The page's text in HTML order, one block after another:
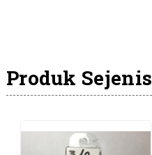
Produk Sejenis